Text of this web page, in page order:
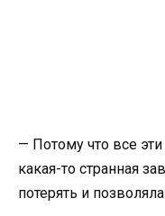
— Потому что все
какая-то странная
потерять и